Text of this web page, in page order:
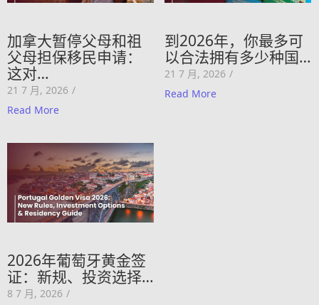
加拿大暂停父母和祖
父母担保移民申请：
这对…
21 7 月, 2026 /
Read More
到2026年，你最多可
以合法拥有多少种国…
21 7 月, 2026 /
Read More
2026年葡萄牙黄金签
证：新规、投资选择…
8 7 月, 2026 /